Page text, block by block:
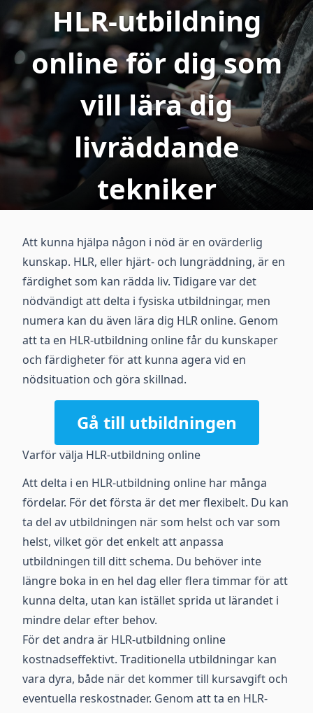
HLR-utbildning
online för dig som
vill lära dig
livräddande
tekniker
Att kunna hjälpa någon i nöd är en ovärderlig
kunskap. HLR, eller hjärt- och lungräddning, är en
färdighet som kan rädda liv. Tidigare var det
nödvändigt att delta i fysiska utbildningar, men
numera kan du även lära dig HLR online. Genom
att ta en HLR-utbildning online får du kunskaper
och färdigheter för att kunna agera vid en
nödsituation och göra skillnad.
Gå till utbildningen
Varför välja HLR-utbildning online
Att delta i en HLR-utbildning online har många
fördelar. För det första är det mer flexibelt. Du kan
ta del av utbildningen när som helst och var som
helst, vilket gör det enkelt att anpassa
utbildningen till ditt schema. Du behöver inte
längre boka in en hel dag eller flera timmar för att
kunna delta, utan kan istället sprida ut lärandet i
mindre delar efter behov.
För det andra är HLR-utbildning online
kostnadseffektivt. Traditionella utbildningar kan
vara dyra, både när det kommer till kursavgift och
eventuella reskostnader. Genom att ta en HLR-